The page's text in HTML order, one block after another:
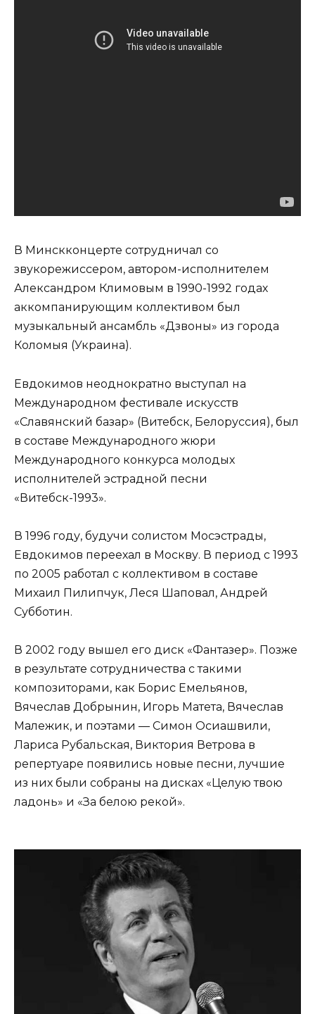
В Минскконцерте сотрудничал со
звукорежиссером, автором-исполнителем
Александром Климовым в 1990-1992 годах
аккомпанирующим коллективом был
музыкальный ансамбль «Дзвоны» из города
Коломыя (Украина).
Евдокимов неоднократно выступал на
Международном фестивале искусств
«Славянский базар» (Витебск, Белоруссия), был
в составе Международного жюри
Международного конкурса молодых
исполнителей эстрадной песни
«Витебск-1993».
В 1996 году, будучи солистом Мосэстрады,
Евдокимов переехал в Москву. В период с 1993
по 2005 работал с коллективом в составе
Михаил Пилипчук, Леся Шаповал, Андрей
Субботин.
В 2002 году вышел его диск «Фантазер». Позже
в результате сотрудничества с такими
композиторами, как Борис Емельянов,
Вячеслав Добрынин, Игорь Матета, Вячеслав
Малежик, и поэтами — Симон Осиашвили,
Лариса Рубальская, Виктория Ветрова в
репертуаре появились новые песни, лучшие
из них были собраны на дисках «Целую твою
ладонь» и «За белою рекой».